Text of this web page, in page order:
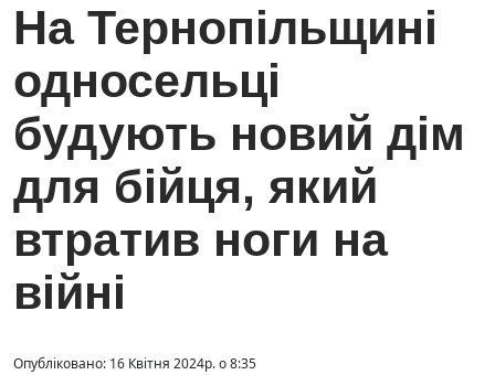
На Тернопільщині
односельці
будують новий дім
для бійця, який
втратив ноги на
війні
Опубліковано: 16 Квітня 2024р. о 8:35